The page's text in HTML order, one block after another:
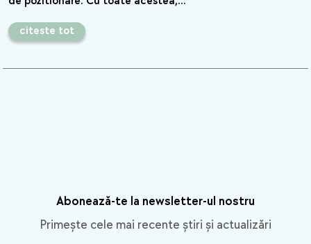
citeste tot
Abonează-te la newsletter-ul nostru
Primește cele mai recente știri și actualizări